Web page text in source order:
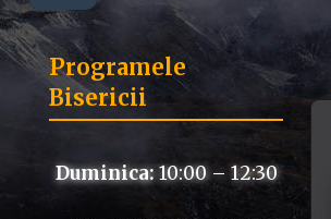
Programele
Bisericii
Duminica: 10:00 – 12:30